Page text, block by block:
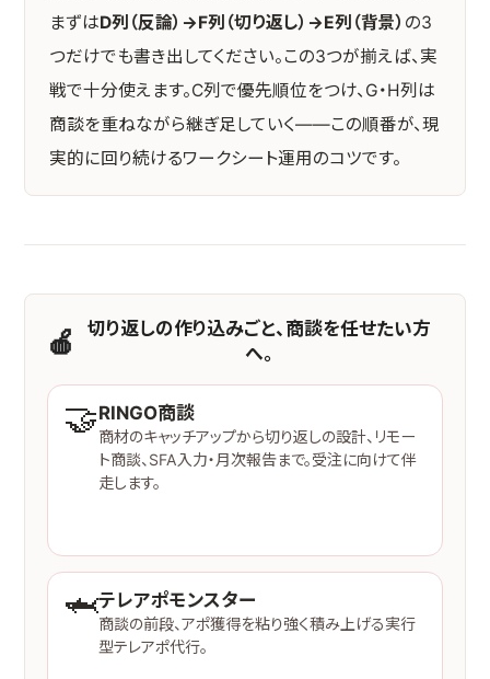
まずはD列（反論）→F列（切り返し）→E列（背景） の3
つだけでも書き出してください。この3つが揃えば、実
戦で十分使えます。C列で優先順位をつけ、G・H列は
商談を重ねながら継ぎ足していく——この順番が、現
実的に回り続けるワークシート運用のコツです。
🍎
切り返しの作り込みごと、商談を任せたい方
へ。
🤝RINGO商談
商材のキャッチアップから切り返しの設計、リモー
ト商談、SFA入力・月次報告まで。受注に向けて伴
走します。
🦈テレアポモンスター
商談の前段、アポ獲得を粘り強く積み上げる実行
型テレアポ代行。